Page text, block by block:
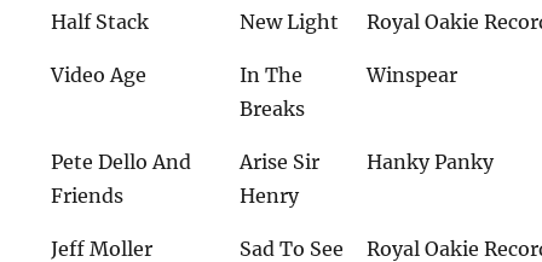
Half Stack New Light Royal Oakie
Video Age
In The
Breaks
Winspear
Pete Dello And
Friends
Arise Sir
Henry
Hanky Panky
Jeff Moller
Sad To See
Royal Oakie